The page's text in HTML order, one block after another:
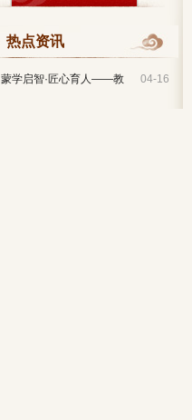
热点资讯
04-16
蒙学启智·匠心育人——教